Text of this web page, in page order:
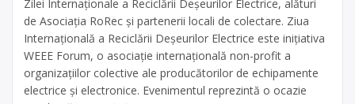
Zilei Internaționale a Reciclării Deșeurilor Electrice, alături
de Asociația RoRec și partenerii locali de colectare. Ziua
Internațională a Reciclării Deșeurilor Electrice este inițiativa
WEEE Forum, o asociație internațională non-profit a
organizațiilor colective ale producătorilor de echipamente
electrice și electronice. Evenimentul reprezintă o ocazie